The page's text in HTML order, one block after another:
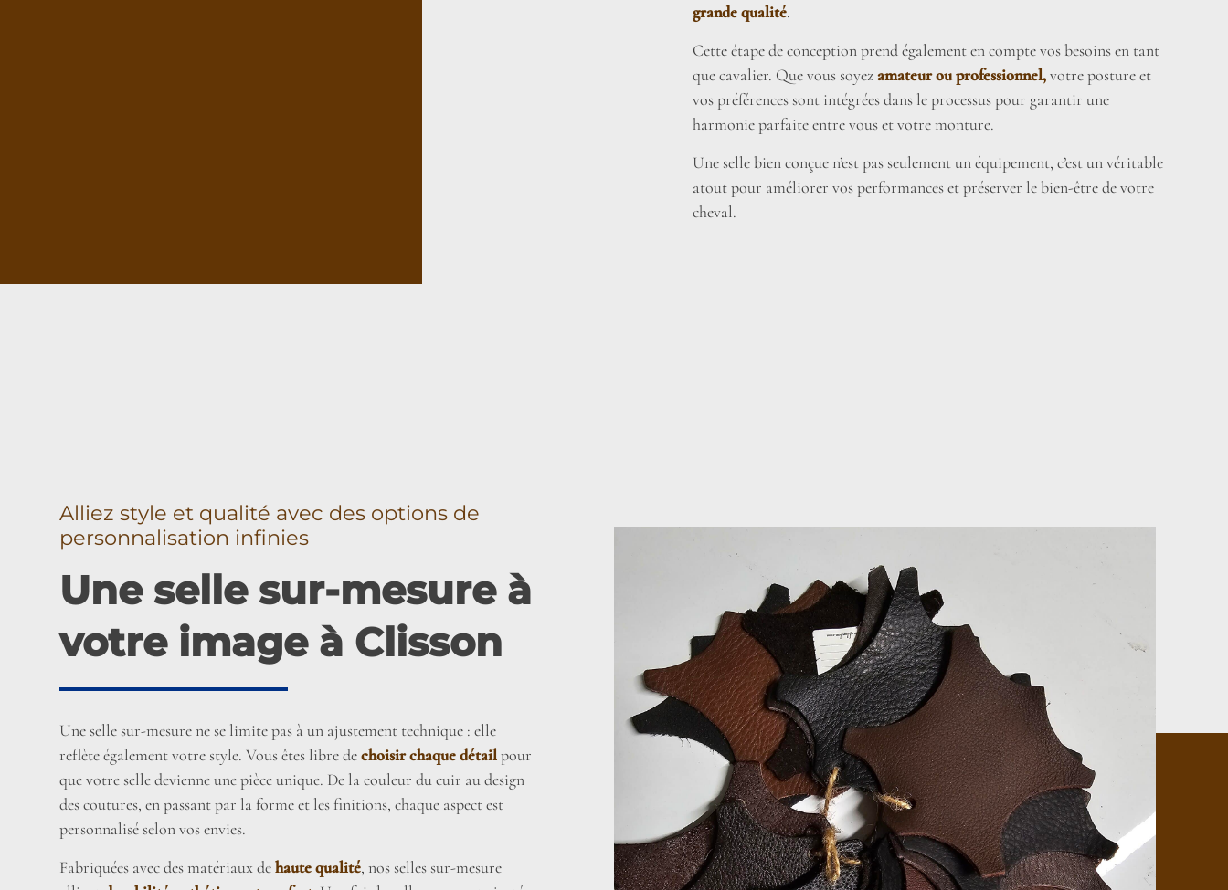
grande qualité.
Cette étape de conception prend également en compte vos besoins en tant
que cavalier. Que vous soyezamateur ou professionnel,votre posture et
vos préférences sont intégrées dans le processus pour garantir une
harmonie parfaite entre vous et votre monture.
Une selle bien conçue n’est pas seulement un équipement, c’est un véritable
atout pour améliorer vos performances et préserver le bien-être de votre
cheval.
Alliez style et qualité avec des options de
personnalisation infinies
Une selle sur-mesure à
votre image à Clisson
Une selle sur-mesure ne se limite pas à un ajustement technique : elle
reflète également votre style. Vous êtes libre dechoisir chaque détailpour
que votre selle devienne une pièce unique. De la couleur du cuir au design
des coutures, en passant par la forme et les finitions, chaque aspect est
personnalisé selon vos envies.
Fabriquées avec des matériaux dehaute qualité, nos selles sur-mesure